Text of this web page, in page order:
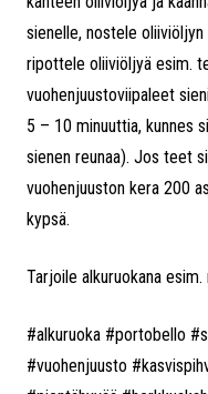
sienelle, nostele
ripottele oliiviöljyä esim.
vuohenjuustoviipaleet
5 – 10 minuuttia, kunnes
sienen reunaa). Jos teet
vuohenjuuston kera 200
kypsä.
Tarjoile alkuruokana
#alkuruoka #portobello
#vuohenjuusto